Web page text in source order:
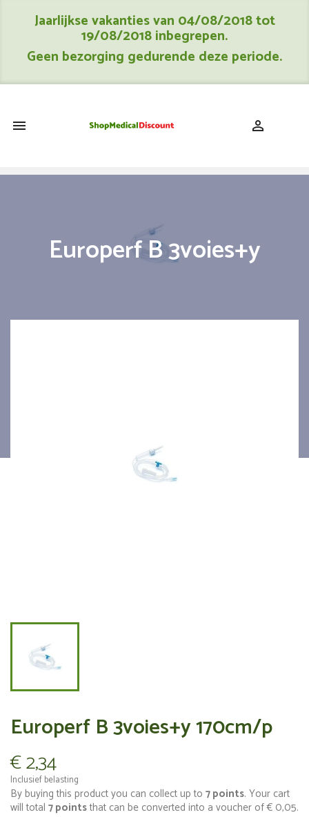
Jaarlijkse vakanties van 04/08/2018 tot
19/08/2018 inbegrepen.
Geen bezorging gedurende deze periode.
 
Europerf B 3voies+y
Europerf B 3voies+y 170cm/p
€ 2,34
Inclusief belasting
By buying this product you can collect up to 7points. Your cart
will total 7pointsthat can be converted into a voucher of€ 0,05.